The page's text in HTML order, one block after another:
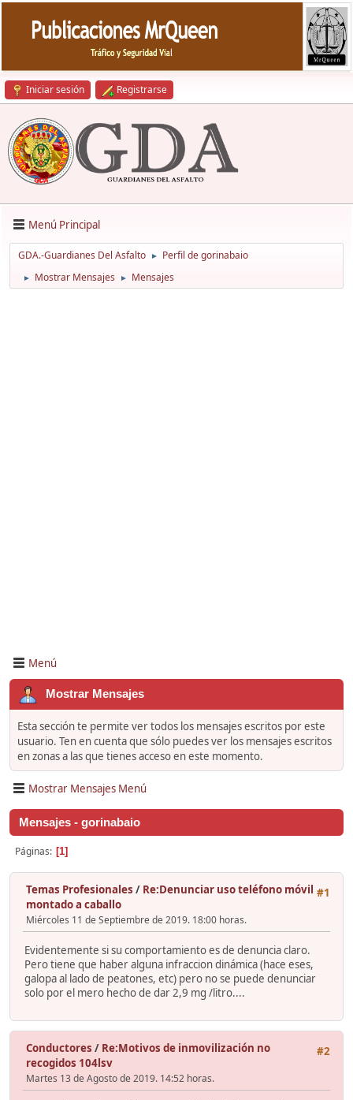
Iniciar sesión Registrarse
Menú Principal
GDA.-Guardianes Del Asfalto ► Perfil de gorinabaio
► Mostrar Mensajes ► Mensajes
Menú
Mostrar Mensajes
Esta sección te permite ver todos los mensajes escritos por este
usuario. Ten en cuenta que sólo puedes ver los mensajes escritos
en zonas a las que tienes acceso en este momento.
Mostrar Mensajes Menú
Mensajes - gorinabaio
Páginas 1
#1
Temas Profesionales / Re:Denunciar uso teléfono móvil
montado a caballo
Miércoles 11 de Septiembre de 2019. 18:00 horas.
Evidentemente si su comportamiento es de denuncia claro.
Pero tiene que haber alguna infraccion dinámica (hace eses,
galopa al lado de peatones, etc) pero no se puede denunciar
solo por el mero hecho de dar 2,9 mg /litro....
#2
Conductores / Re:Motivos de inmovilización no
recogidos 104lsv
Martes 13 de Agosto de 2019. 14:52 horas.